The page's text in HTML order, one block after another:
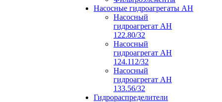
Насосные гидроагрегаты АН
Насосный
гидроагрегат АН
122.80/32
Насосный
гидроагрегат АН
124.112/32
Насосный
гидроагрегат АН
133.56/32
Гидрораспределители